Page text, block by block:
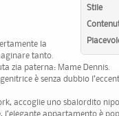
Stile
la
tanto.
zia paterna: Mame Dennis.
è senza dubbio
accoglie uno sbalordito